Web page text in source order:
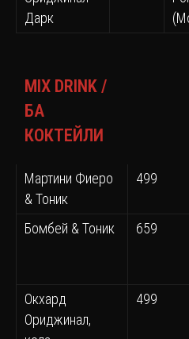
Дарк
MIX DRINK /
БА
КОКТЕЙЛИ
Мартини Фиеро
& Тоник
499
Бомбей & Тоник 659
Окхард
Ориджинал,
499